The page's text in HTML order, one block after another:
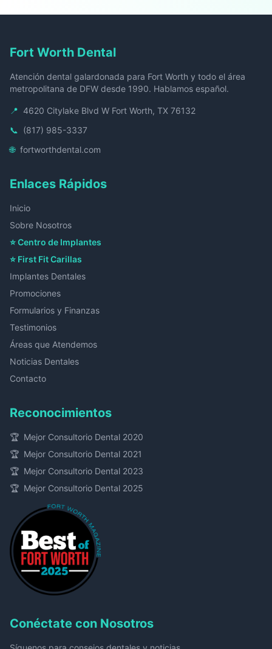
Fort Worth Dental
Atención dental galardonada para Fort Worth y todo el área
metropolitana de DFW desde 1990. Hablamos español.
📍 4620 Citylake Blvd W Fort Worth, TX 76132
📞 (817) 985-3337
🌐 fortworthdental.com
Enlaces Rápidos
Inicio
Sobre Nosotros
⭐ Centro de Implantes
⭐ First Fit Carillas
Implantes Dentales
Promociones
Formularios y Finanzas
Testimonios
Áreas que Atendemos
Noticias Dentales
Contacto
Reconocimientos
🏆 Mejor Consultorio Dental 2020
🏆 Mejor Consultorio Dental 2021
🏆 Mejor Consultorio Dental 2023
🏆 Mejor Consultorio Dental 2025
Conéctate con Nosotros